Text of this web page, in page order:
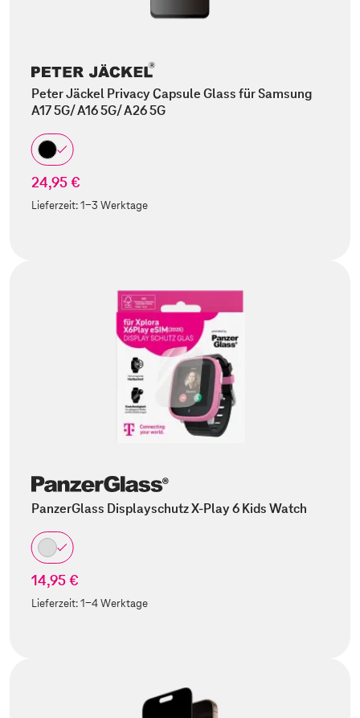
Peter Jäckel Privacy Capsule Glass für Samsung
A17 5G/ A16 5G/ A26 5G
24,95 €
Lieferzeit:1-3 Werktage
PanzerGlass Displayschutz X-Play 6 Kids Watch
14,95 €
Lieferzeit:1-4 Werktage